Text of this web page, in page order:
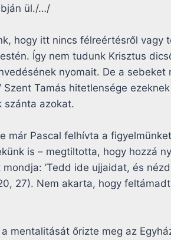
ül./…/
hogy itt nincs félreértésről vagy
Így nem tudunk Krisztus
nyomait. De a
Tamás hitetlensége
szánta azokat.
már Pascal felhívta a
is – megtiltotta, hogy hozzá
’Tedd ide ujjaidat, és
27). Nem akarta, hogy
mentalitását őrizte meg az